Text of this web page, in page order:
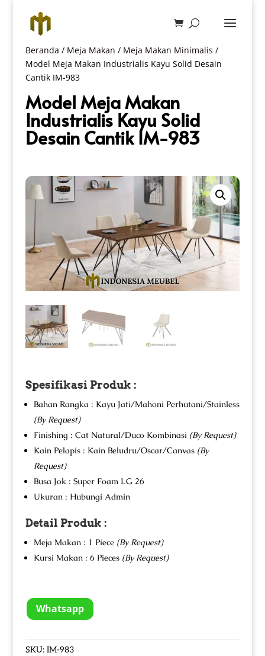
Beranda / Meja Makan / Meja Makan Minimalis /
Model Meja Makan Industrialis Kayu Solid Desain
Cantik IM-983
Model Meja Makan
Industrialis Kayu Solid
Desain Cantik IM-983
Spesifikasi Produk :
Bahan Rangka : Kayu Jati/Mahoni Perhutani/Stainless
(By Request)
Finishing : Cat Natural/Duco Kombinasi (By Request)
Kain Pelapis : Kain Beludru/Oscar/Canvas (By
Request)
Busa Jok : Super Foam LG 26
Ukuran : Hubungi Admin
Detail Produk :
Meja Makan : 1 Piece (By Request)
Kursi Makan : 6 Pieces (By Request)
Whatsapp
SKU: IM-983